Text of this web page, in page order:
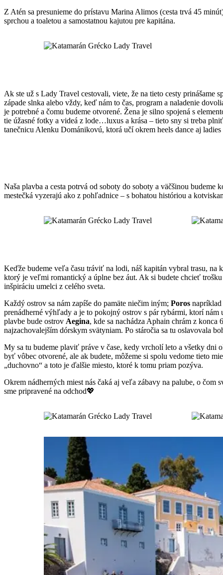
Z Atén sa presunieme do prístavu Marina Alimos (cesta trvá 45
sprchou a toaletou a samostatnou kajutou pre kapitána.
Ak ste už s Lady Travel cestovali, viete, že na tieto cesty prinášame
západe slnka alebo vždy, keď nám to čas, program a naladenie
je potrebné a čomu budeme otvorené. Žena je silno spojená s
tie úžasné fotky a videá z lode…luxus a krása – tieto sny si treba
tanečnicu Alenku Dománikovú, ktorá učí okrem heels dance aj
Naša plavba a cesta potrvá od soboty do soboty a väčšinou
mestečká vyzerajú ako z pohľadnice – s bohatou históriou a
Keďže budeme veľa času tráviť na lodi, náš kapitán vybral trasu,
ktorý je veľmi romantický a úplne bez áut. Ak si budete chcieť
inšpiráciu umelci z celého sveta.
Každý ostrov sa nám zapíše do pamäte niečim iným; Poros napríklad
prenádherné výhľady a je to pokojný ostrov s pár rybármi, ktorí
plavbe bude ostrov Aegina, kde sa nachádza Aphain chrám z
najzachovalejším dórskym svätyniam. Po stáročia sa tu oslavovala
My sa tu budeme plaviť práve v čase, kedy vrcholí leto a všetky
byť vôbec otvorené, ale ak budete, môžeme si spolu vedome tieto
„duchovno“ a toto je ďalšie miesto, ktoré k tomu priam pozýva.
Okrem nádherných miest nás čaká aj veľa zábavy na palube, o
sme pripravené na odchod💖